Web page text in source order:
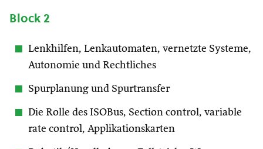
Block 2
Lenkhilfen, Lenkautomaten, vernetzte Systeme,
Autonomie und Rechtliches
Spurplanung und Spurtransfer
Die Rolle des ISOBus, Section control, variable
rate control, Applikationskarten